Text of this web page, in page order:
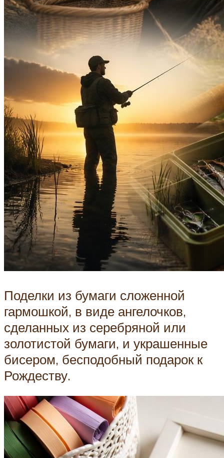
Поделки из бумаги сложенной
гармошкой, в виде ангелочков,
сделанных из серебряной или
золотистой бумаги, и украшенные
бисером, бесподобный подарок к
Рождеству.